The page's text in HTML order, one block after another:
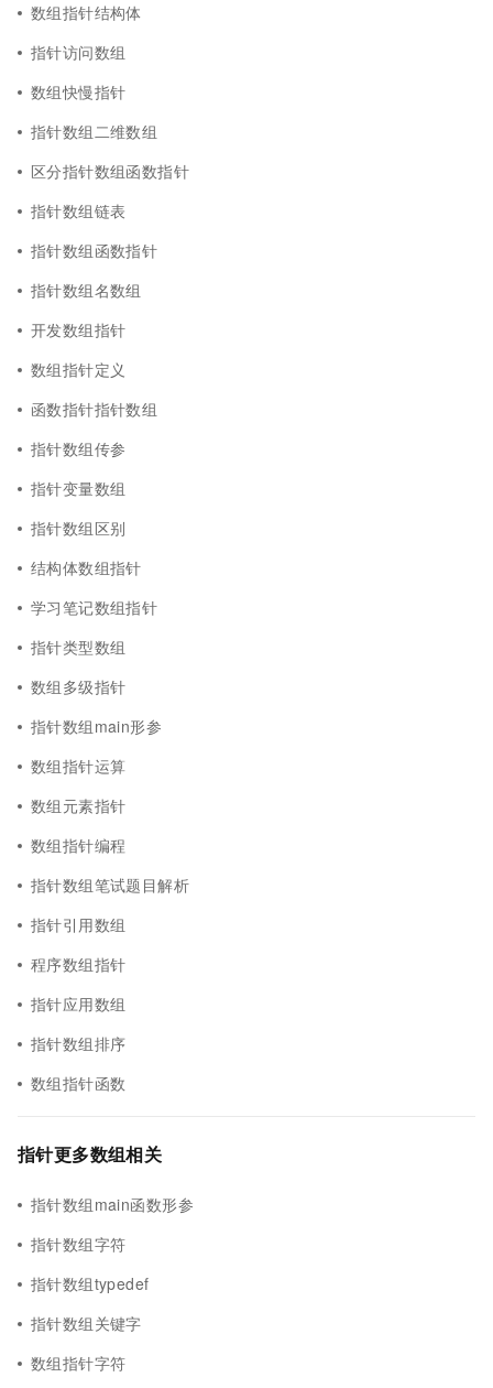
数组指针结构体
指针访问数组
数组快慢指针
指针数组二维数组
区分指针数组函数指针
指针数组链表
指针数组函数指针
指针数组名数组
开发数组指针
数组指针定义
函数指针指针数组
指针数组传参
指针变量数组
指针数组区别
结构体数组指针
学习笔记数组指针
指针类型数组
数组多级指针
指针数组main形参
数组指针运算
数组元素指针
数组指针编程
指针数组笔试题目解析
指针引用数组
程序数组指针
指针应用数组
指针数组排序
数组指针函数
指针更多数组相关
指针数组main函数形参
指针数组字符
指针数组typedef
指针数组关键字
数组指针字符